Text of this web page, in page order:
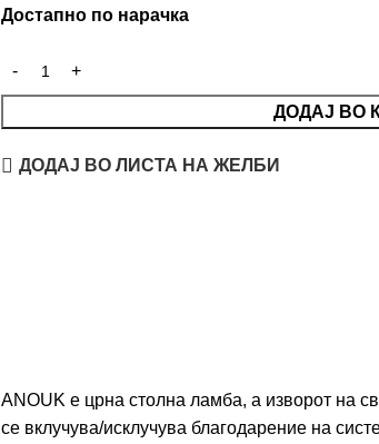
Достапно по нарачка
ДОДАЈ ВО
ДОДАЈ ВО ЛИСТА НА ЖЕЛБИ
ANOUK е црна столна ламба, а изворот на
се вклучува/исклучува благодарение на